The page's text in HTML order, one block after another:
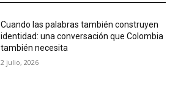
Cuando las palabras también construyen
identidad: una conversación que Colombia
también necesita
2 julio, 2026